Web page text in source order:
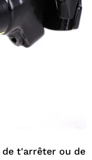
de t'arrêter ou de